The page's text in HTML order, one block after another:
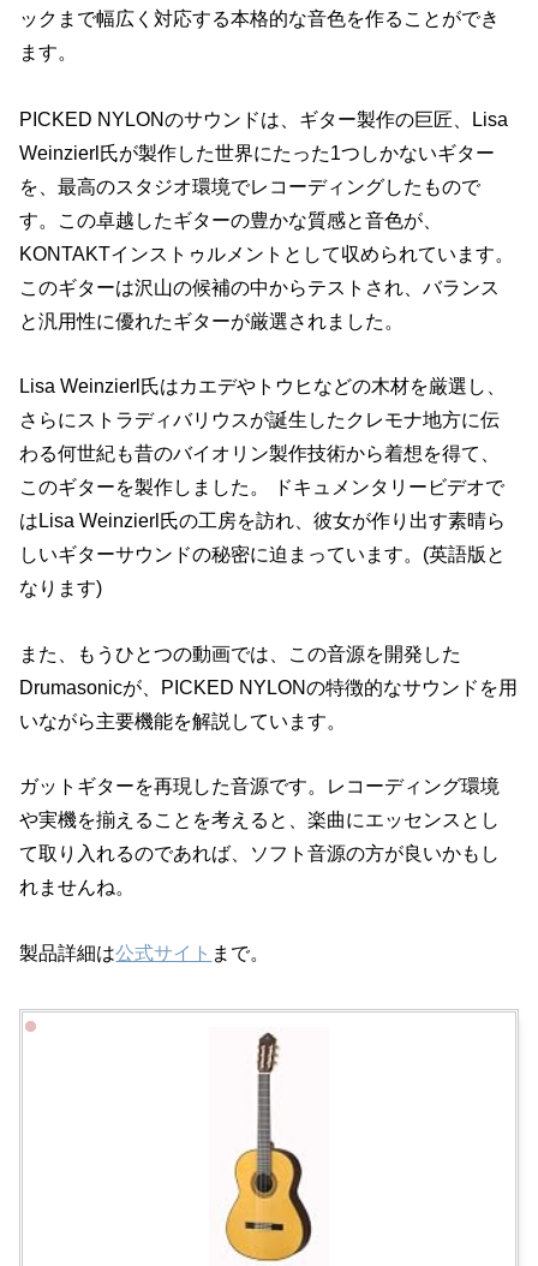
ックまで幅広く対応する本格的な音色を作ることができ
ます。
PICKED NYLONのサウンドは、ギター製作の巨匠、Lisa
Weinzierl氏が製作した世界にたった1つしかないギター
を、最高のスタジオ環境でレコーディングしたもので
す。この卓越したギターの豊かな質感と音色が、
KONTAKTインストゥルメントとして収められています。
このギターは沢山の候補の中からテストされ、バランス
と汎用性に優れたギターが厳選されました。
Lisa Weinzierl氏はカエデやトウヒなどの木材を厳選し、
さらにストラディバリウスが誕生したクレモナ地方に伝
わる何世紀も昔のバイオリン製作技術から着想を得て、
このギターを製作しました。 ドキュメンタリービデオで
はLisa Weinzierl氏の工房を訪れ、彼女が作り出す素晴ら
しいギターサウンドの秘密に迫まっています。(英語版と
なります)
また、もうひとつの動画では、この音源を開発した
Drumasonicが、PICKED NYLONの特徴的なサウンドを用
いながら主要機能を解説しています。
ガットギターを再現した音源です。レコーディング環境
や実機を揃えることを考えると、楽曲にエッセンスとし
て取り入れるのであれば、ソフト音源の方が良いかもし
れませんね。
製品詳細は公式サイト まで。